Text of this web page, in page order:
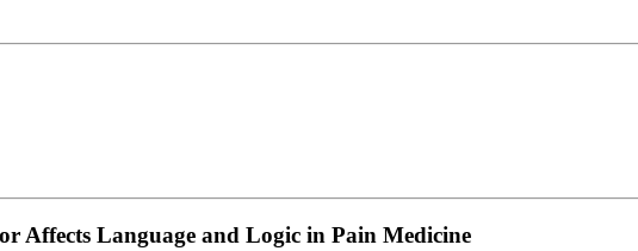
Language and Logic in Pain Medicine